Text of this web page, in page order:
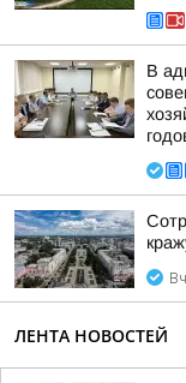
В
ЛЕНТА НОВОСТЕЙ